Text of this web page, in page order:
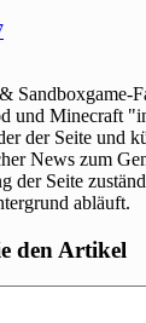
Sandboxgame-
und Minecraft
der Seite und
News zum
der Seite
abläuft.
den Artikel